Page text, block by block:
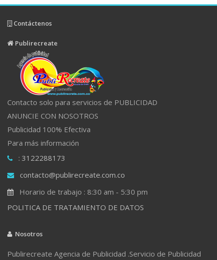
Contáctenos
Publirecreate
Contacto solo para servicios de PUBLICIDAD
ANUNCIE CON NOSOTROS
Publicidad 100% Efectiva
Para más información
: 3122288173
contacto@publirecreate.com.co
Horario de trabajo : 8:30 am - 5:30 pm
POLITICA DE TRATAMIENTO DE DATOS
Nosotros
Publirecreate Agencia de Publicidad .Servicio de Publicidad